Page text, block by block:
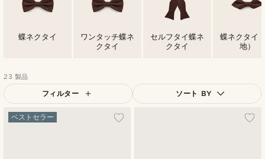
蝶ネクタイ
ワンタッチ蝶ネ
クタイ
セルフタイ蝶ネ
クタイ
蝶ネクタイ
地）
23 製品
フィルター ソート BY
ベストセラー